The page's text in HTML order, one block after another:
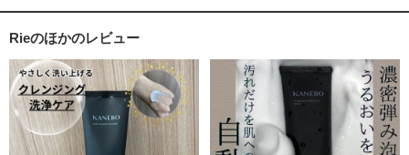
Rieのほかのレビュー